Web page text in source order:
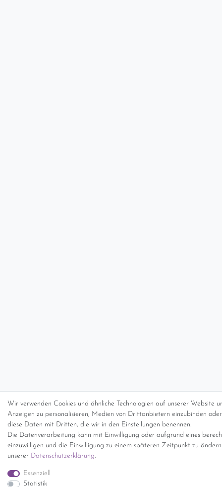
Wir verwenden Cookies und ähnliche Technologien auf unserer Website
Anzeigen zu personalisieren, Medien von Drittanbietern einzubinden
diese Daten mit Dritten, die wir in den Einstellungen benennen.
Die Datenverarbeitung kann mit Einwilligung oder aufgrund eines
einzuwilligen und die Einwilligung zu einem späteren Zeitpunkt zu
unserer Daten­schutz­erklärung.
Essenziell
Statistik